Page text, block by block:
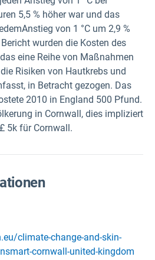
5,5 % höher war und das
Anstieg von 1 °C um 2,9 %
wurden die Kosten des
eine Reihe von Maßnahmen
Risiken von Hautkrebs und
in Betracht gezogen. Das
2010 in England 500 Pfund.
in Cornwall, dies impliziert
5k für Cornwall.
climate-change-and-skin-
cornwall-united-kingdom